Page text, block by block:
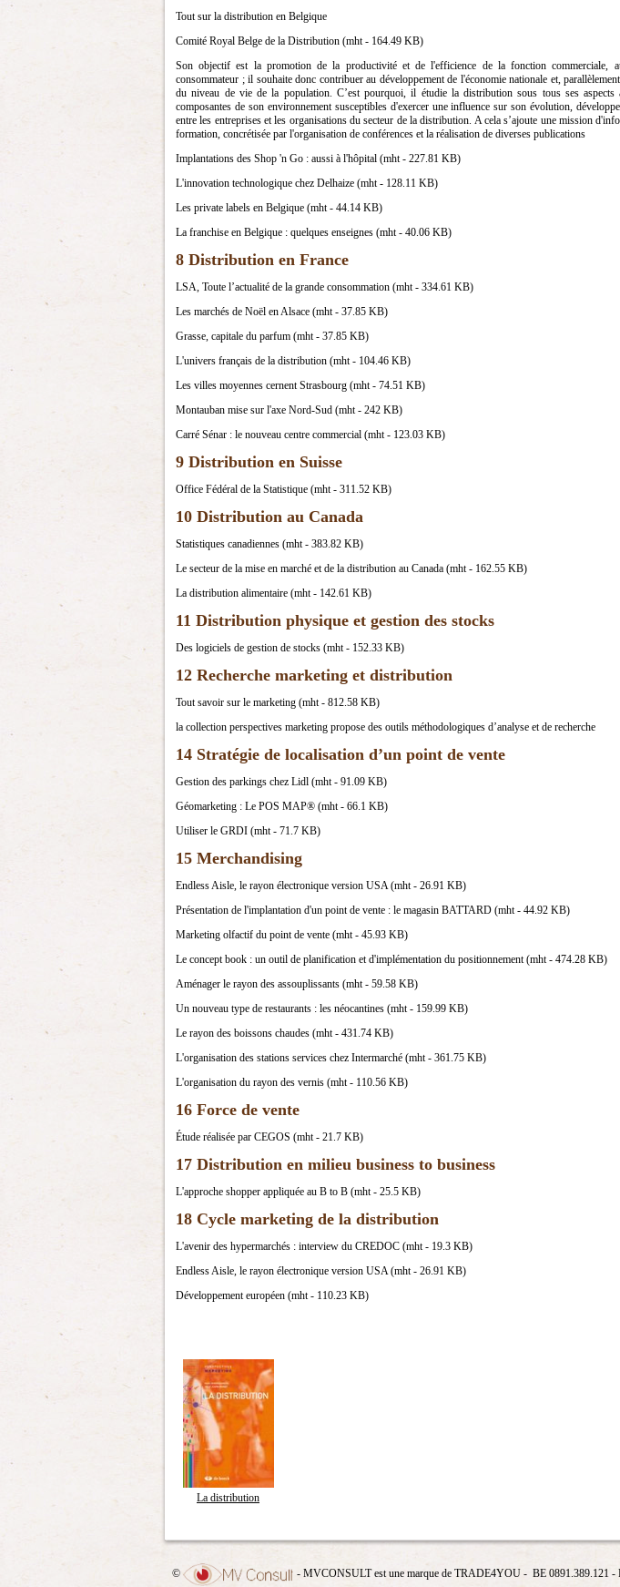
Tout sur la distribution en Belgique
Comité Royal Belge de la Distribution (mht - 164.49 KB)
Son objectif est la promotion de la productivité et de l'efficience de la fonction commerciale,
consommateur ; il souhaite donc contribuer au développement de l'économie nationale et,
du niveau de vie de la population. C’est pourquoi, il étudie la distribution sous tous ses aspects
composantes de son environnement susceptibles d'exercer une influence sur son évolution,
entre les entreprises et les organisations du secteur de la distribution. A cela s’ajoute une mission
formation, concrétisée par l'organisation de conférences et la réalisation de diverses publications
Implantations des Shop 'n Go : aussi à l'hôpital (mht - 227.81 KB)
L'innovation technologique chez Delhaize (mht - 128.11 KB)
Les private labels en Belgique (mht - 44.14 KB)
La franchise en Belgique : quelques enseignes (mht - 40.06 KB)
8 Distribution en France
LSA, Toute l’actualité de la grande consommation (mht - 334.61 KB)
Les marchés de Noël en Alsace (mht - 37.85 KB)
Grasse, capitale du parfum (mht - 37.85 KB)
L'univers français de la distribution (mht - 104.46 KB)
Les villes moyennes cernent Strasbourg (mht - 74.51 KB)
Montauban mise sur l'axe Nord-Sud (mht - 242 KB)
Carré Sénar : le nouveau centre commercial (mht - 123.03 KB)
9 Distribution en Suisse
Office Fédéral de la Statistique (mht - 311.52 KB)
10 Distribution au Canada
Statistiques canadiennes (mht - 383.82 KB)
Le secteur de la mise en marché et de la distribution au Canada (mht - 162.55 KB)
La distribution alimentaire (mht - 142.61 KB)
11 Distribution physique et gestion des stocks
Des logiciels de gestion de stocks (mht - 152.33 KB)
12 Recherche marketing et distribution
Tout savoir sur le marketing (mht - 812.58 KB)
la collection perspectives marketing propose des outils méthodologiques d’analyse et de recherche
14 Stratégie de localisation d’un point de vente
Gestion des parkings chez Lidl (mht - 91.09 KB)
Géomarketing : Le POS MAP® (mht - 66.1 KB)
Utiliser le GRDI (mht - 71.7 KB)
15 Merchandising
Endless Aisle, le rayon électronique version USA (mht - 26.91 KB)
Présentation de l'implantation d'un point de vente : le magasin BATTARD (mht - 44.92 KB)
Marketing olfactif du point de vente (mht - 45.93 KB)
Le concept book : un outil de planification et d'implémentation du positionnement (mht - 474.28 KB)
Aménager le rayon des assouplissants (mht - 59.58 KB)
Un nouveau type de restaurants : les néocantines (mht - 159.99 KB)
Le rayon des boissons chaudes (mht - 431.74 KB)
L'organisation des stations services chez Intermarché (mht - 361.75 KB)
L'organisation du rayon des vernis (mht - 110.56 KB)
16 Force de vente
Étude réalisée par CEGOS (mht - 21.7 KB)
17 Distribution en milieu business to business
L'approche shopper appliquée au B to B (mht - 25.5 KB)
18 Cycle marketing de la distribution
L'avenir des hypermarchés : interview du CREDOC (mht - 19.3 KB)
Endless Aisle, le rayon électronique version USA (mht - 26.91 KB)
Développement européen (mht - 110.23 KB)
La distribution
© - MVCONSULT est une marque de TRADE4YOU- BE 0891.389.121 -